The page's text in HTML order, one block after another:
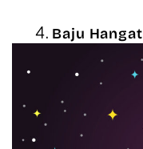
Baju Hangat